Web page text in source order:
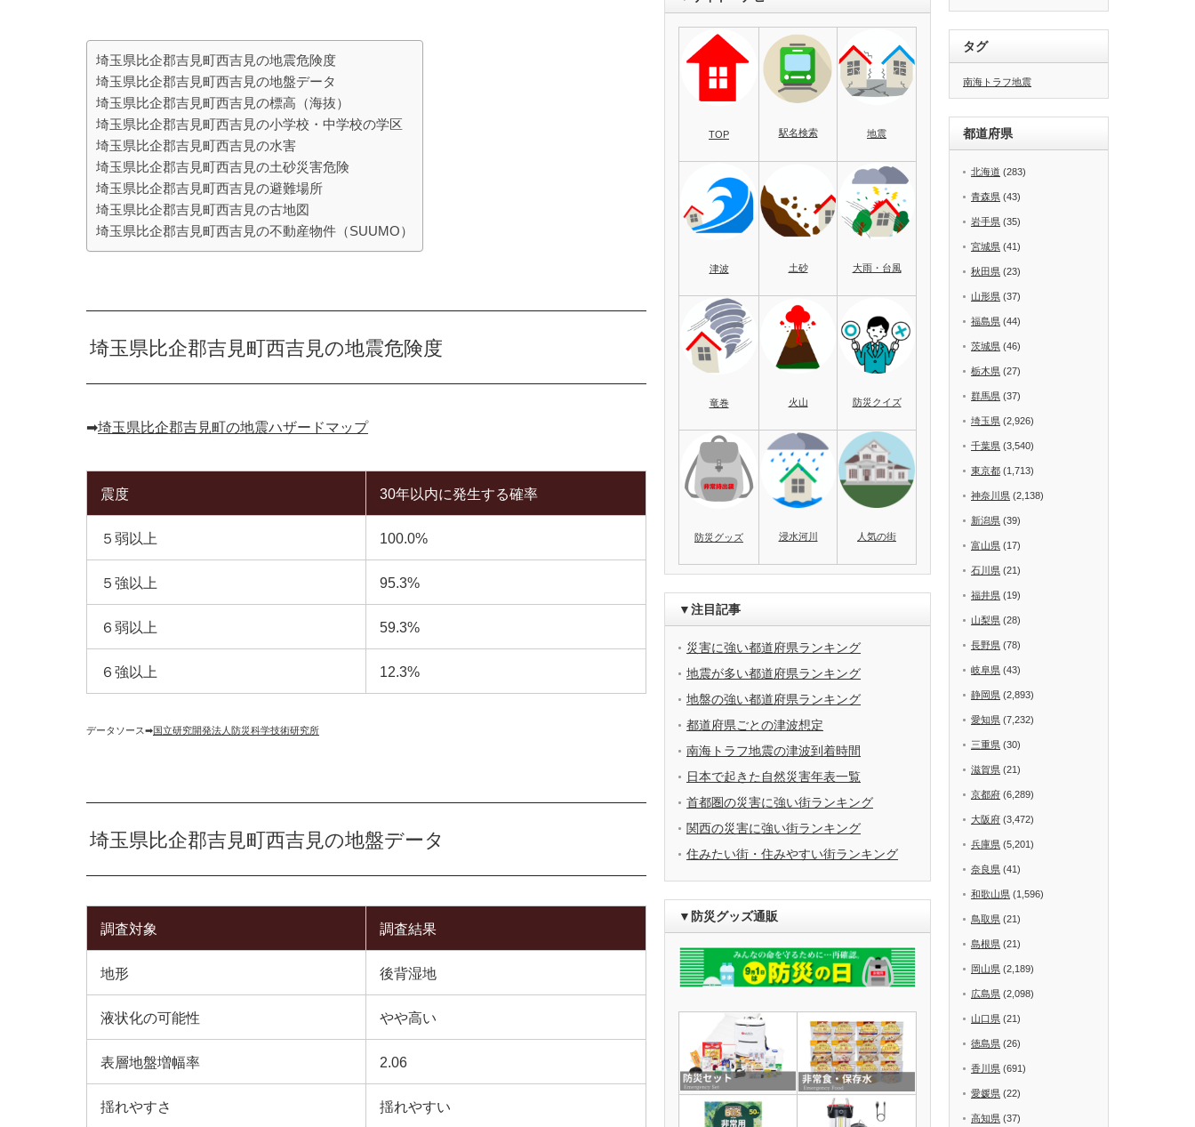
埼玉県比企郡吉見町西吉見の地震危険度
埼玉県比企郡吉見町西吉見の地盤データ
埼玉県比企郡吉見町西吉見の標高（海抜）
埼玉県比企郡吉見町西吉見の小学校・中学校の学区
埼玉県比企郡吉見町西吉見の水害
埼玉県比企郡吉見町西吉見の土砂災害危険
埼玉県比企郡吉見町西吉見の避難場所
埼玉県比企郡吉見町西吉見の古地図
埼玉県比企郡吉見町西吉見の不動産物件（SUUMO）
埼玉県比企郡吉見町西吉見の地震危険度
➡︎埼玉県比企郡吉見町の地震ハザードマップ
震度 30年以内に発生する確率
５弱以上 100.0%
５強以上 95.3%
６弱以上 59.3%
６強以上 12.3%
データソース➡︎国立研究開発法人防災科学技術研究所
埼玉県比企郡吉見町西吉見の地盤データ
調査対象 調査結果
地形 後背湿地
液状化の可能性 やや高い
表層地盤増幅率 2.06
揺れやすさ 揺れやすい
TOP 駅名検索 地震
津波 土砂 大雨・台風
竜巻 火山 防災クイズ
防災グッズ 浸水河川 人気の街
▼注目記事
災害に強い都道府県ランキング
地震が多い都道府県ランキング
地盤の強い都道府県ランキング
都道府県ごとの津波想定
南海トラフ地震の津波到着時間
日本で起きた自然災害年表一覧
首都圏の災害に強い街ランキング
関西の災害に強い街ランキング
住みたい街・住みやすい街ランキング
▼防災グッズ通販
タグ
南海トラフ地震
都道府県
北海道 (283)
青森県 (43)
岩手県 (35)
宮城県 (41)
秋田県 (23)
山形県 (37)
福島県 (44)
茨城県 (46)
栃木県 (27)
群馬県 (37)
埼玉県 (2,926)
千葉県 (3,540)
東京都 (1,713)
神奈川県 (2,138)
新潟県 (39)
富山県 (17)
石川県 (21)
福井県 (19)
山梨県 (28)
長野県 (78)
岐阜県 (43)
静岡県 (2,893)
愛知県 (7,232)
三重県 (30)
滋賀県 (21)
京都府 (6,289)
大阪府 (3,472)
兵庫県 (5,201)
奈良県 (41)
和歌山県 (1,596)
鳥取県 (21)
島根県 (21)
岡山県 (2,189)
広島県 (2,098)
山口県 (21)
徳島県 (26)
香川県 (691)
愛媛県 (22)
高知県 (37)